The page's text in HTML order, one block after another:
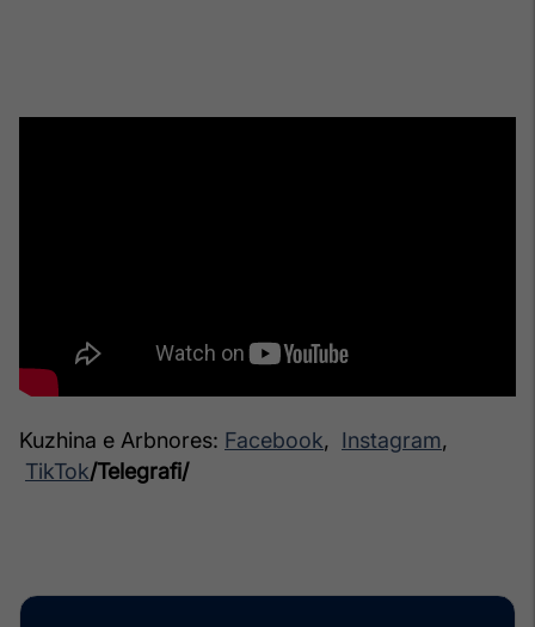
Kuzhina e Arbnores: Facebook, Instagram,
TikTok/Telegrafi/